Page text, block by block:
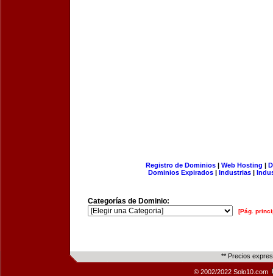
Registro de Dominios| Web Hosting |
Dominios Expirados | Industrias |
Categorías de Dominio:
[Pág.
** Precios
© 2002/2022 Solo10.com